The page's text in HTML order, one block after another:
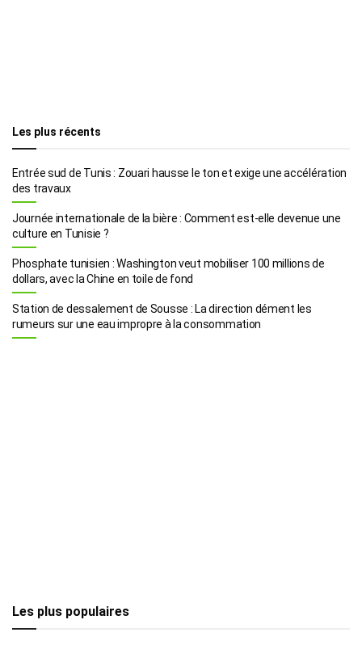
Les plus récents
Entrée sud de Tunis : Zouari hausse le ton et exige une accélération
des travaux
Journée internationale de la bière : Comment est-elle devenue une
culture en Tunisie ?
Phosphate tunisien : Washington veut mobiliser 100 millions de
dollars, avec la Chine en toile de fond
Station de dessalement de Sousse : La direction dément les
rumeurs sur une eau impropre à la consommation
Les plus populaires